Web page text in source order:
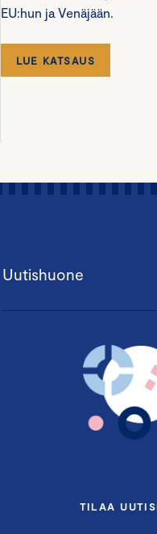
EU:hun ja Venäjään.
LUE KATSAUS
Uutishuone
TILAA